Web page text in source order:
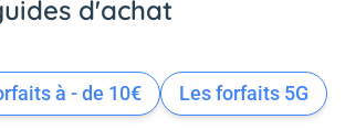
d'achat
à - de 10€ Les forfaits 5G